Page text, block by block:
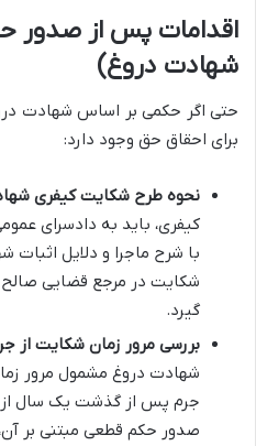
اقدامات پس از صدور
شهادت دروغ)
حتی اگر حکمی بر اساس شهادت
برای احقاق حق وجود دارد:
نحوه طرح شکایت کیفری
کیفری، باید به دادسرای
با شرح ماجرا و دلایل
شکایت در مرجع قضایی صالح
گیرد.
بررسی مرور زمان شکایت از
شهادت دروغ مشمول مرور
جرم پس از گذشت یک سال از
صدور حکم قطعی مبتنی بر